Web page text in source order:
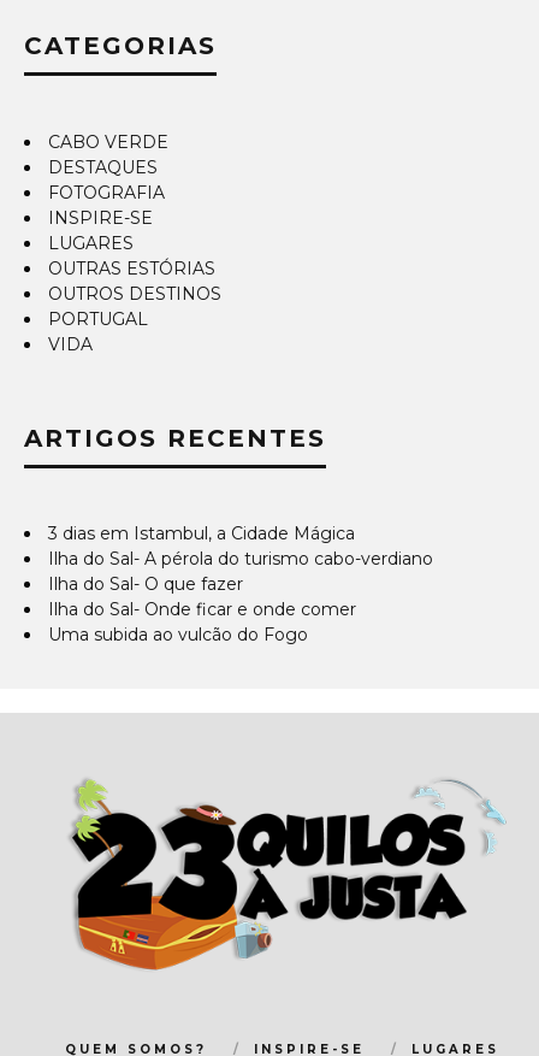
CATEGORIAS
CABO VERDE
DESTAQUES
FOTOGRAFIA
INSPIRE-SE
LUGARES
OUTRAS ESTÓRIAS
OUTROS DESTINOS
PORTUGAL
VIDA
ARTIGOS RECENTES
3 dias em Istambul, a Cidade Mágica
Ilha do Sal- A pérola do turismo cabo-verdiano
Ilha do Sal- O que fazer
Ilha do Sal- Onde ficar e onde comer
Uma subida ao vulcão do Fogo
QUEM SOMOS? INSPIRE-SE LUGARES